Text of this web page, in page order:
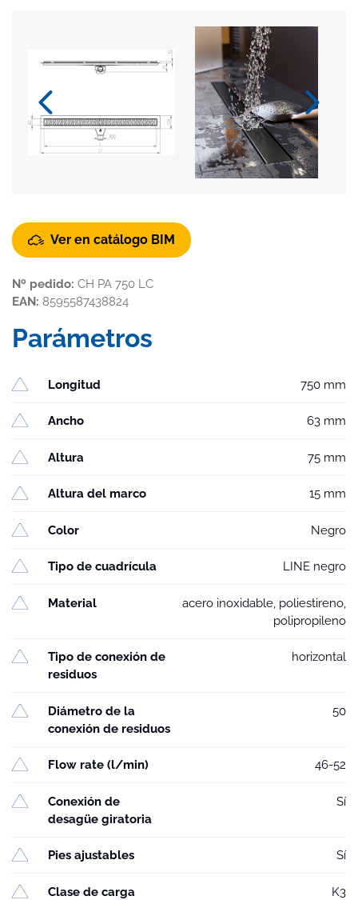
Ver en catálogo BIM
Nº pedido: CH PA 750 LC
EAN: 8595587438824
Parámetros
Longitud 750 mm
Ancho 63 mm
Altura 75 mm
Altura del marco 15 mm
Color Negro
Tipo de cuadrícula LINE negro
Material
acero inoxidable, poliestireno,
polipropileno
Tipo de conexión de
residuos
horizontal
Diámetro de la
conexión de residuos
50
Flow rate (l/min) 46-52
Conexión de
desagüe giratoria
Sí
Pies ajustables Sí
Clase de carga K3